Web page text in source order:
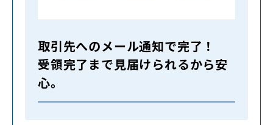
取引先へのメール通知で完了！
受領完了まで見届けられるから安
心。